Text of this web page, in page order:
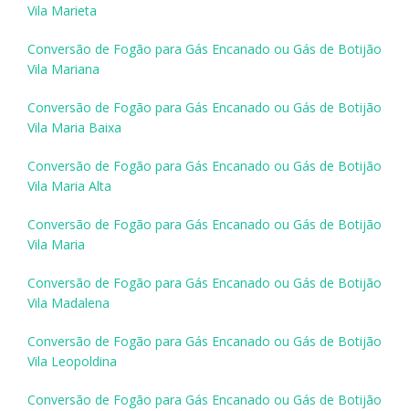
Vila Marieta
Conversão de Fogão para Gás Encanado ou Gás de Botijão
Vila Mariana
Conversão de Fogão para Gás Encanado ou Gás de Botijão
Vila Maria Baixa
Conversão de Fogão para Gás Encanado ou Gás de Botijão
Vila Maria Alta
Conversão de Fogão para Gás Encanado ou Gás de Botijão
Vila Maria
Conversão de Fogão para Gás Encanado ou Gás de Botijão
Vila Madalena
Conversão de Fogão para Gás Encanado ou Gás de Botijão
Vila Leopoldina
Conversão de Fogão para Gás Encanado ou Gás de Botijão